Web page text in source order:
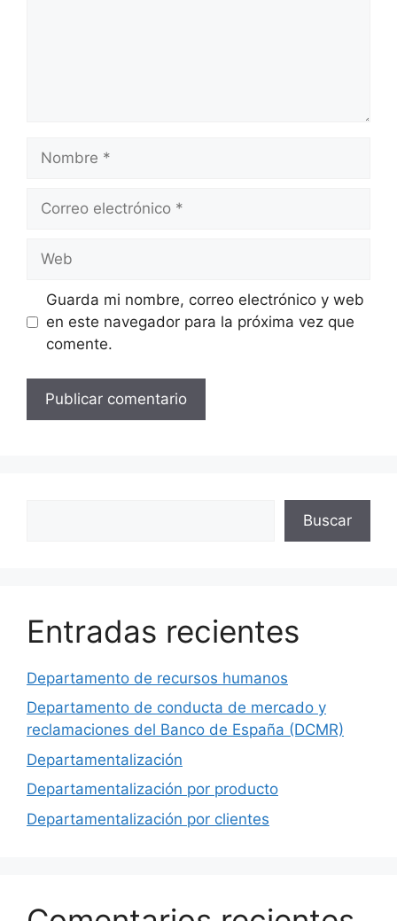
Nombre
Correo
Web
Guarda mi nombre, correo electrónico y web
en este navegador para la próxima vez que
comente.
Buscar
Entradas recientes
Departamento de recursos humanos
Departamento de conducta de mercado y
reclamaciones del Banco de España (DCMR)
Departamentalización
Departamentalización por producto
Departamentalización por clientes